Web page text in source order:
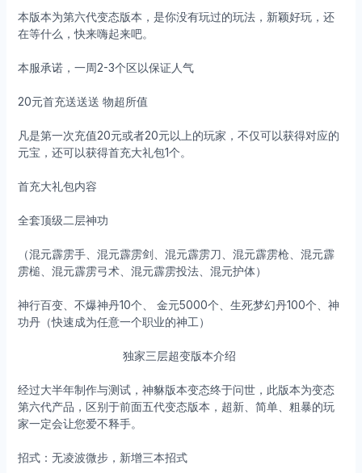
本版本为第六代变态版本，是你没有玩过的玩法，新颖好玩，还
在等什么，快来嗨起来吧。
本服承诺，一周2-3个区以保证人气
20元首充送送送 物超所值
凡是第一次充值20元或者20元以上的玩家，不仅可以获得对应的
元宝，还可以获得首充大礼包1个。
首充大礼包内容
全套顶级二层神功
（混元霹雳手、混元霹雳剑、混元霹雳刀、混元霹雳枪、混元霹
雳槌、混元霹雳弓术、混元霹雳投法、混元护体）
神行百变、不爆神丹10个、 金元5000个、生死梦幻丹100个、神
功丹（快速成为任意一个职业的神工）
独家三层超变版本介绍
经过大半年制作与测试，神貅版本变态终于问世，此版本为变态
第六代产品，区别于前面五代变态版本，超新、简单、粗暴的玩
家一定会让您爱不释手。
招式：无凌波微步，新增三本招式